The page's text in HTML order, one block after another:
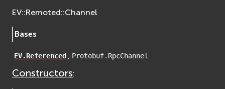
EVosgViewer
osgDB
osgGA
EV::Remoted::Channel
Bases
EV.Referenced , Protobuf.RpcChannel
Constructors: